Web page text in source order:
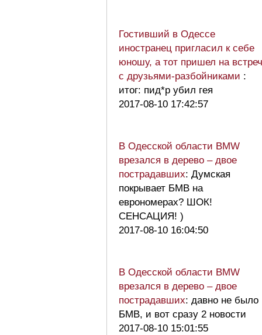
Гостивший в Одессе
иностранец пригласил к себе
юношу, а тот пришел на
с друзьями-разбойниками :
итог: пид*р убил гея
2017-08-10 17:42:57
В Одесской области BMW
врезался в дерево – двое
пострадавших: Думская
покрывает БМВ на
еврономерах? ШОК!
СЕНСАЦИЯ! )
2017-08-10 16:04:50
В Одесской области BMW
врезался в дерево – двое
пострадавших: давно не было
БМВ, и вот сразу 2 новости
2017-08-10 15:01:55